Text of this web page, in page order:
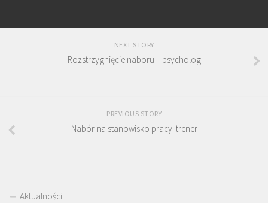
NEXT STORY
Rozstrzygnięcie naboru – psycholog
PREVIOUS STORY
Nabór na stanowisko pracy: trener
Aktualności